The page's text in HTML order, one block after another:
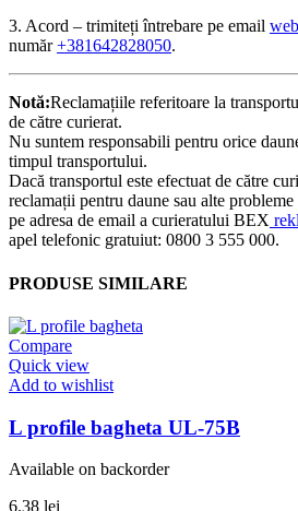
3. Acord – trimiteți întrebare pe email
număr+381642828050.
Notă:Reclamațiile referitoare la
de către curierat.
Nu suntem responsabili pentru orice
timpul transportului.
Dacă transportul este efectuat de către
reclamații pentru daune sau alte probleme
pe adresa de email a curieratului BEX
apel telefonic gratuiut: 0800 3 555 000.
PRODUSE SIMILARE
Compare
Quick view
Add to wishlist
L profile bagheta UL-75B
Available on backorder
6.38 lei